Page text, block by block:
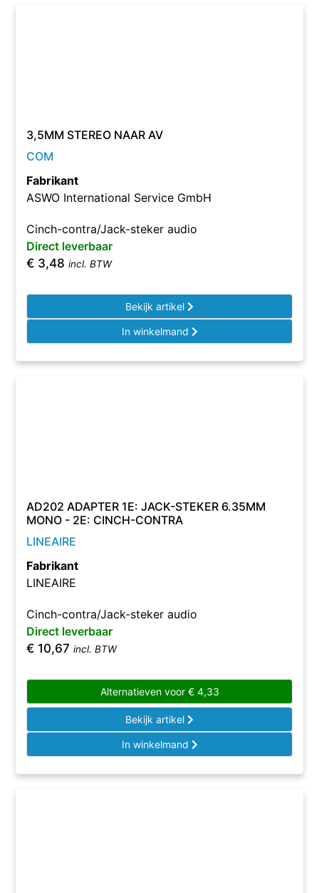
3,5MM STEREO NAAR AV
COM
Fabrikant
ASWO International Service GmbH
Cinch-contra/Jack-steker audio
Direct leverbaar
€ 3,48 incl. BTW
Bekijk artikel
In winkelmand
AD202 ADAPTER 1E: JACK-STEKER 6.35MM
MONO - 2E: CINCH-CONTRA
LINEAIRE
Fabrikant
LINEAIRE
Cinch-contra/Jack-steker audio
Direct leverbaar
€ 10,67 incl. BTW
Alternatieven voor €4,33
Bekijk artikel
In winkelmand